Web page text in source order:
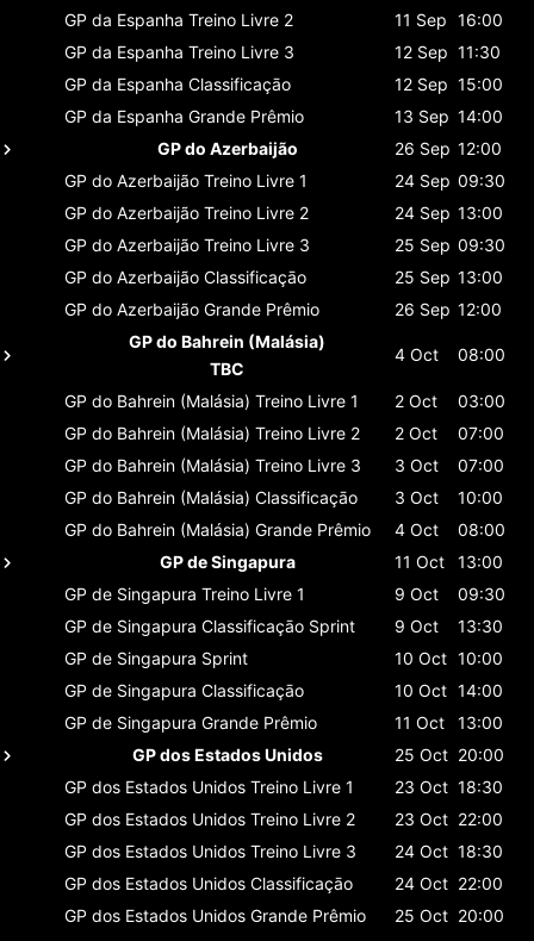
GP da Espanha Treino Livre 2 11 Sep 16:00
GP da Espanha Treino Livre 3 12 Sep 11:30
GP da Espanha Classificaçāo 12 Sep 15:00
GP da Espanha Grande Prêmio 13 Sep 14:00
GP do Azerbaijão
26 Sep 12:00
GP do Azerbaijão Treino Livre 1 24 Sep 09:30
GP do Azerbaijão Treino Livre 2 24 Sep 13:00
GP do Azerbaijão Treino Livre 3 25 Sep 09:30
GP do Azerbaijão Classificaçāo 25 Sep 13:00
GP do Azerbaijão Grande Prêmio 26 Sep 12:00
GP do Bahrein (Malásia)
TBC
4 Oct 08:00
GP do Bahrein (Malásia) Treino Livre 1 2 Oct
03:00
GP do Bahrein (Malásia) Treino Livre 2 2 Oct
07:00
GP do Bahrein (Malásia) Treino Livre 3 3 Oct
07:00
GP do Bahrein (Malásia) Classificaçāo 3 Oct
10:00
GP do Bahrein (Malásia) Grande Prêmio 4 Oct
08:00
GP de Singapura
11 Oct
13:00
GP de Singapura Treino Livre 1 9 Oct
09:30
GP de Singapura Classificaçāo Sprint 9 Oct
13:30
GP de Singapura Sprint 10 Oct 10:00
GP de Singapura Classificaçāo 10 Oct 14:00
GP de Singapura Grande Prêmio 11 Oct
13:00
GP dos Estados Unidos
25 Oct 20:00
GP dos Estados Unidos Treino Livre 1 23 Oct 18:30
GP dos Estados Unidos Treino Livre 2 23 Oct 22:00
GP dos Estados Unidos Treino Livre 3 24 Oct 18:30
GP dos Estados Unidos Classificaçāo 24 Oct 22:00
GP dos Estados Unidos Grande Prêmio 25 Oct 20:00